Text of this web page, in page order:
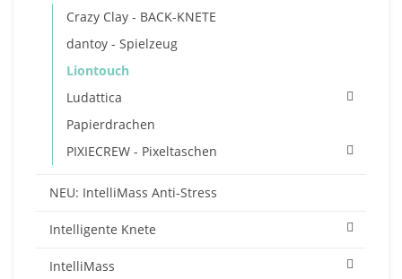
Crazy Clay - BACK-KNETE
dantoy - Spielzeug
Liontouch
Ludattica
Papierdrachen
PIXIECREW - Pixeltaschen
NEU: IntelliMass Anti-Stress
Intelligente Knete
IntelliMass